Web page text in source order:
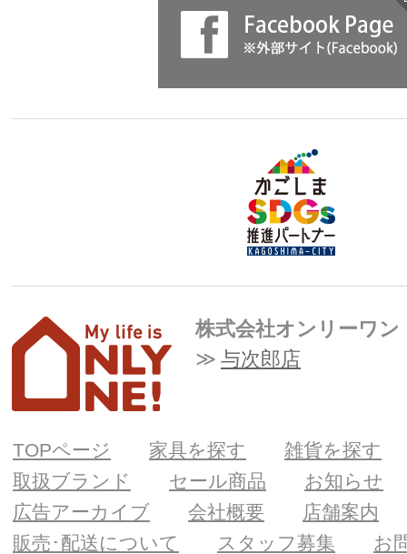
株式会社オンリーワン
与次郎店
TOPページ 家具を探す
雑貨を探す
取扱ブランド
セール商品
お知らせ
広告アーカイブ
会社概要
店舗案内
販売･配送について
スタッフ募集
お